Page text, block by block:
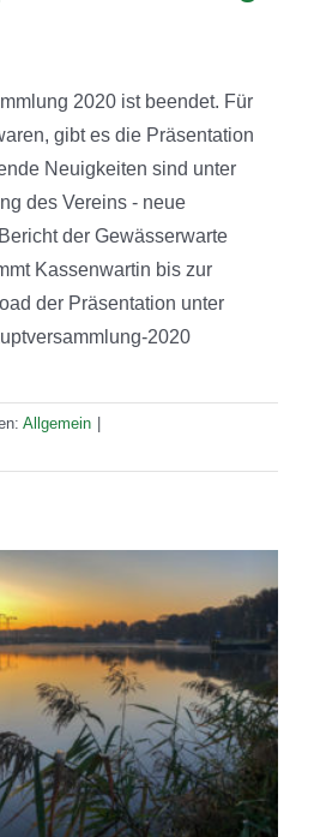
2020 ist beendet. Für
gibt es die Präsentation
Neuigkeiten sind unter
des Vereins - neue
der Gewässerwarte
Kassenwartin bis zur
der Präsentation unter
2020
Allgemein |